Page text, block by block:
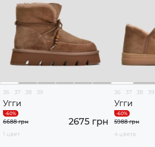
36 37 38 39
Угги
2675 грн
6688 грн
1 цвет
36 37 38 39
Угги
5988 грн
4 цвета